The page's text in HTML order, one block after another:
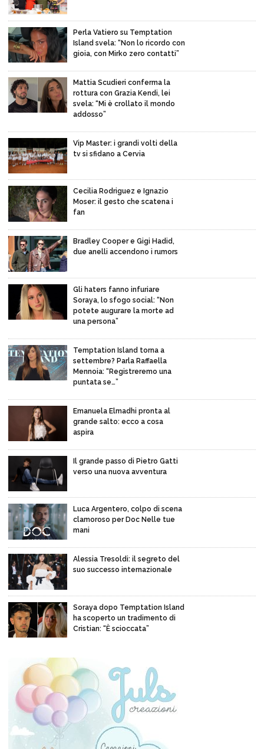
Perla Vatiero su Temptation
Island svela: “Non lo ricordo con
gioia, con Mirko zero contatti”
Mattia Scudieri conferma la
rottura con Grazia Kendi, lei
svela: “Mi è crollato il mondo
addosso”
Vip Master: i grandi volti della
tv si sfidano a Cervia
Cecilia Rodriguez e Ignazio
Moser: il gesto che scatena i
fan
Bradley Cooper e Gigi Hadid,
due anelli accendono i rumors
Gli haters fanno infuriare
Soraya, lo sfogo social: “Non
potete augurare la morte ad
una persona”
Temptation Island torna a
settembre? Parla Raffaella
Mennoia: “Registreremo una
puntata se…”
Emanuela Elmadhi pronta al
grande salto: ecco a cosa
aspira
Il grande passo di Pietro Gatti
verso una nuova avventura
Luca Argentero, colpo di scena
clamoroso per Doc Nelle tue
mani
Alessia Tresoldi: il segreto del
suo successo internazionale
Soraya dopo Temptation Island
ha scoperto un tradimento di
Cristian: “È scioccata”